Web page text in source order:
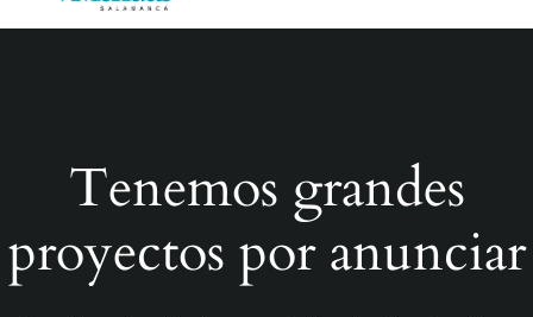
Tenemos grandes
proyectos por anunciar